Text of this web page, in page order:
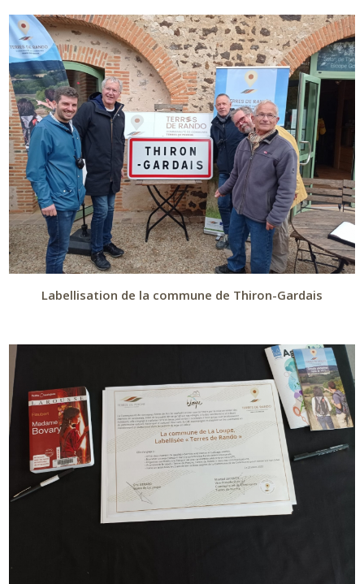
Labellisation de la commune de Thiron-Gardais